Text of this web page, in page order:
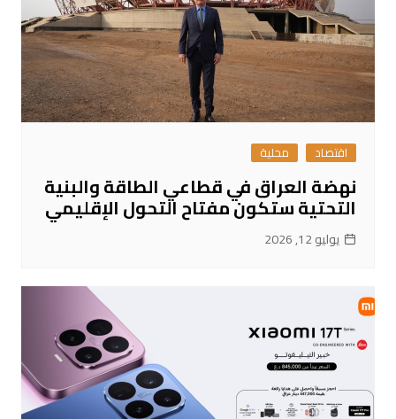
اقتصاد محلية
نهضة العراق في قطاعي الطاقة والبنية
التحتية ستكون مفتاح التحول الإقليمي
يوليو 12, 2026